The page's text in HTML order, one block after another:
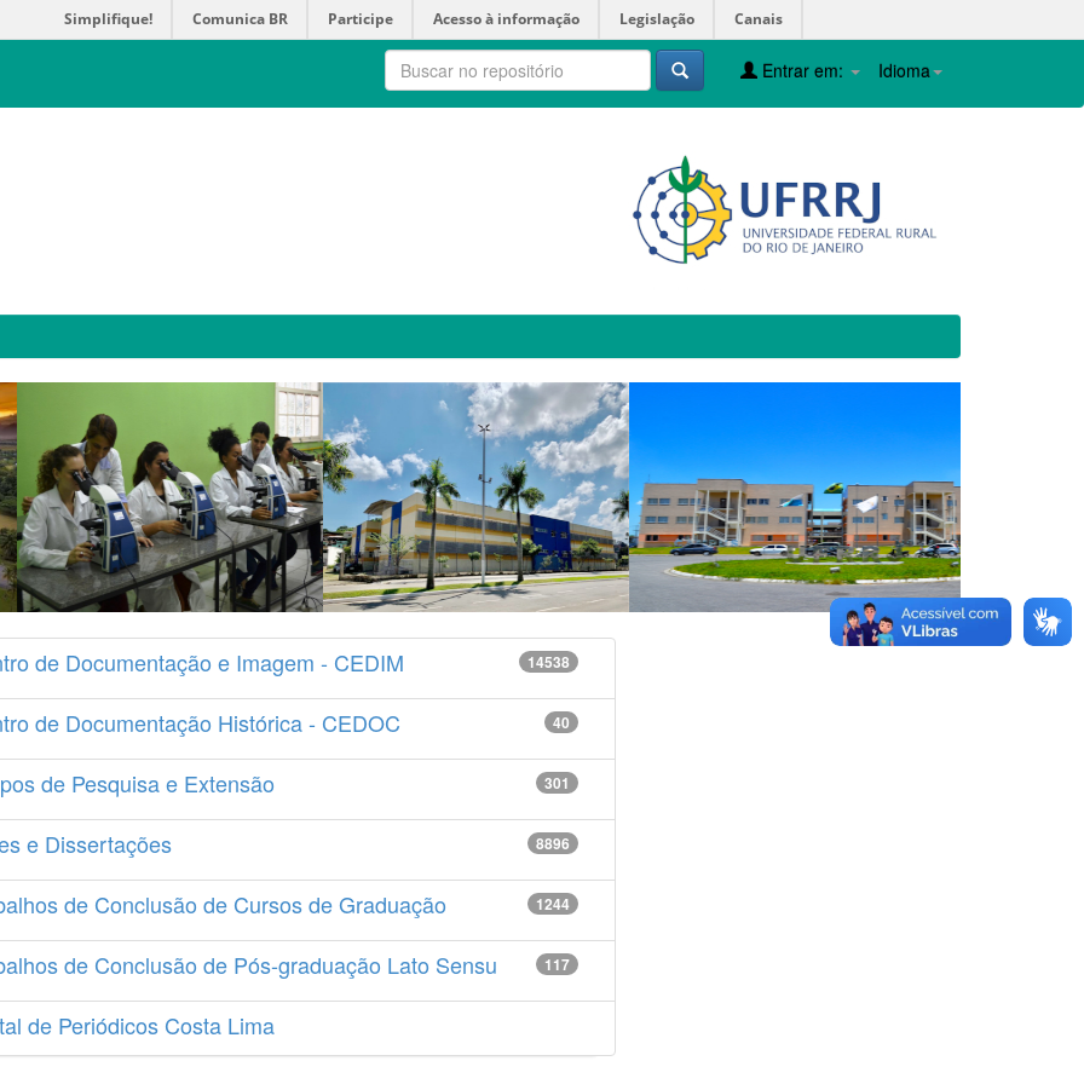
Simplifique! Comunica BR Participe Acesso à informação Legislação Canais
Idioma
Entrar em:
de Documentação e Imagem - CEDIM 14538
de Documentação Histórica - CEDOC 40
de Pesquisa e Extensão 301
e Dissertações 8896
de Conclusão de Cursos de Graduação 1244
de Conclusão de Pós-graduação Lato Sensu 117
de Periódicos Costa Lima